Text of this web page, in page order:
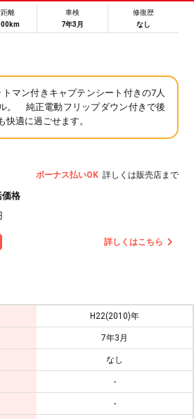
離
車検
7年3月
修復歴
なし
トマン付きキャプテンシート付きの7人
。 純正電動フリップダウン付きで後
快適に過ごせます。
価格
ボーナス払いOK 詳しくは販売店まで
詳しくはこちら
H22(2010)年
7年3月
なし
-
-